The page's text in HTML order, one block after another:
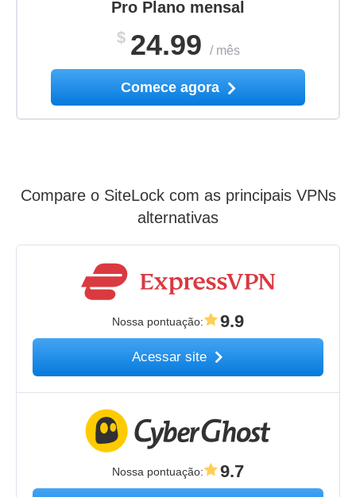
Pro Plano mensal
$ 24.99 / mês
Comece agora
Compare o SiteLock com as principais VPNs
alternativas
Nossa pontuação: 9.9
Acessar site
Nossa pontuação: 9.7